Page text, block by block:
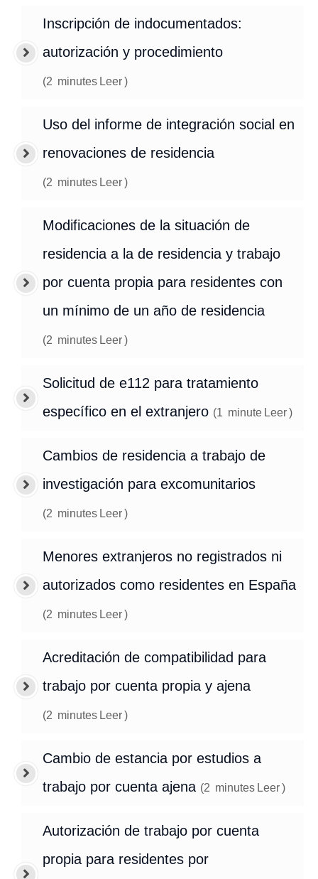
Inscripción de indocumentados:
autorización y procedimiento
(2 minutes Leer)
Uso del informe de integración social en
renovaciones de residencia
(2 minutes Leer)
Modificaciones de la situación de
residencia a la de residencia y trabajo
por cuenta propia para residentes con
un mínimo de un año de residencia
(2 minutes Leer)
Solicitud de e112 para tratamiento
específico en el extranjero (1 minute Leer)
Cambios de residencia a trabajo de
investigación para excomunitarios
(2 minutes Leer)
Menores extranjeros no registrados ni
autorizados como residentes en España
(2 minutes Leer)
Acreditación de compatibilidad para
trabajo por cuenta propia y ajena
(2 minutes Leer)
Cambio de estancia por estudios a
trabajo por cuenta ajena (2 minutes Leer)
Autorización de trabajo por cuenta
propia para residentes por